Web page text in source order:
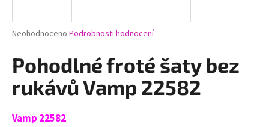
Průměrné
produktu
je
hvězdiček.
Neohodnoceno Podrobnosti hodnocení
Pohodlné froté šaty bez
rukávů Vamp 22582
Vamp 22582
j
t
?